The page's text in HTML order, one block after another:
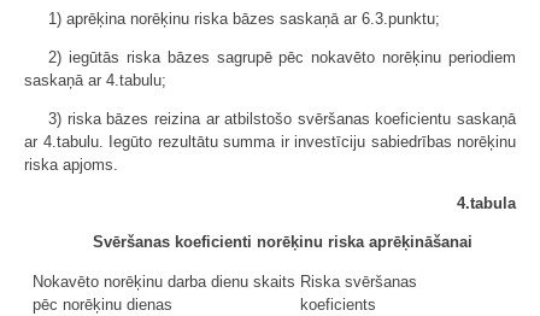
1) aprēķina norēķinu riska bāzes saskaņā ar 6.3.punktu;
2) iegūtās riska bāzes sagrupē pēc nokavēto norēķinu periodiem
saskaņā ar 4.tabulu;
3) riska bāzes reizina ar atbilstošo svēršanas koeficientu saskaņā
ar 4.tabulu. Iegūto rezultātu summa ir investīciju sabiedrības norēķinu
riska apjoms.
4.tabula
Svēršanas koeficienti norēķinu riska aprēķināšanai
Nokavēto norēķinu darba dienu skaits Riska svēršanas
pēc norēķinu dienas
koeficients